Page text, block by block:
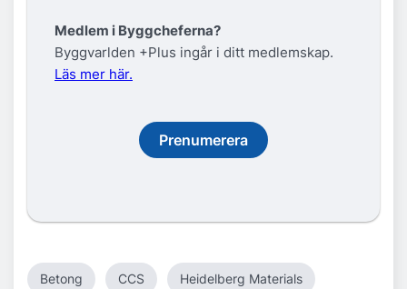
Medlem i Byggcheferna?
Byggvarlden +Plus ingår i ditt medlemskap.
Läs mer här.
Prenumerera
Betong CCS Heidelberg Materials